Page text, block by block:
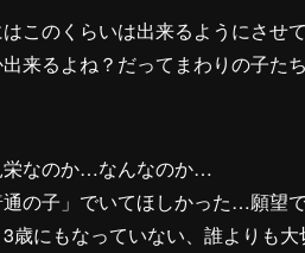
はこのくらいは出来るようにさせ
出来るよね？だってまわりの子た
なのか…なんなのか…
通の子」でいてほしかった…願望
3歳にもなっていない、誰よりも